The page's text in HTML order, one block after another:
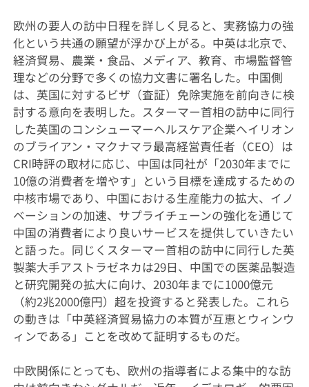
欧州の要人の訪中日程を詳しく見ると、実務協力の強
化という共通の願望が浮かび上がる。中英は北京で、
経済貿易、農業・食品、メディア、教育、市場監督管
理などの分野で多くの協力文書に署名した。中国側
は、英国に対するビザ（査証）免除実施を前向きに検
討する意向を表明した。スターマー首相の訪中に同行
した英国のコンシューマーヘルスケア企業へイリオン
のブライアン・マクナマラ最高経営責任者（CEO）は
CRI時評の取材に応じ、中国は同社が「2030年までに
10億の消費者を増やす」という目標を達成するための
中核市場であり、中国における生産能力の拡大、イノ
ベーションの加速、サプライチェーンの強化を通じて
中国の消費者により良いサービスを提供していきたい
と語った。同じくスターマー首相の訪中に同行した英
製薬大手アストラゼネカは29日、中国での医薬品製造
と研究開発の拡大に向け、2030年までに1000億元
（約2兆2000億円）超を投資すると発表した。これら
の動きは「中英経済貿易協力の本質が互恵とウィンウ
ィンである」ことを改めて証明するものだ。
中欧関係にとっても、欧州の指導者による集中的な訪